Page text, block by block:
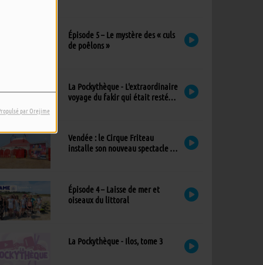
par Orejime
Épisode 5 – Le mystère des « culs
de poêlons »
La Pockythèque - L'extraordinaire
voyage du fakir qui était resté
Vendée : le Cirque Friteau
installe son nouveau spectacle à
Épisode 4 – Laisse de mer et
oiseaux du littoral
La Pockythèque - Ilos, tome 3